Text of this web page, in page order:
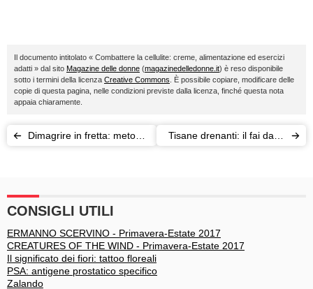
Il documento intitolato « Combattere la cellulite: creme, alimentazione ed esercizi
adatti » dal sito Magazine delle donne (magazinedelledonne.it) è reso disponibile
sotto i termini della licenza Creative Commons . È possibile copiare, modificare delle
copie di questa pagina, nelle condizioni previste dalla licenza, finché questa nota
appaia chiaramente.
Dimagrire in fretta: metodi
Tisane drenanti: il fai da te
CONSIGLI UTILI
ERMANNO SCERVINO - Primavera-Estate 2017
CREATURES OF THE WIND - Primavera-Estate 2017
Il significato dei fiori: tattoo floreali
PSA: antigene prostatico specifico
Zalando